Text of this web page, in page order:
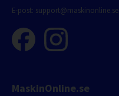
E-post: support@maskinonline.se
MaskinOnline.se